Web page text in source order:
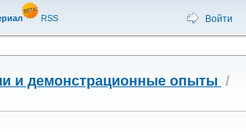
RSS Войти
и демонстрационные опыты /